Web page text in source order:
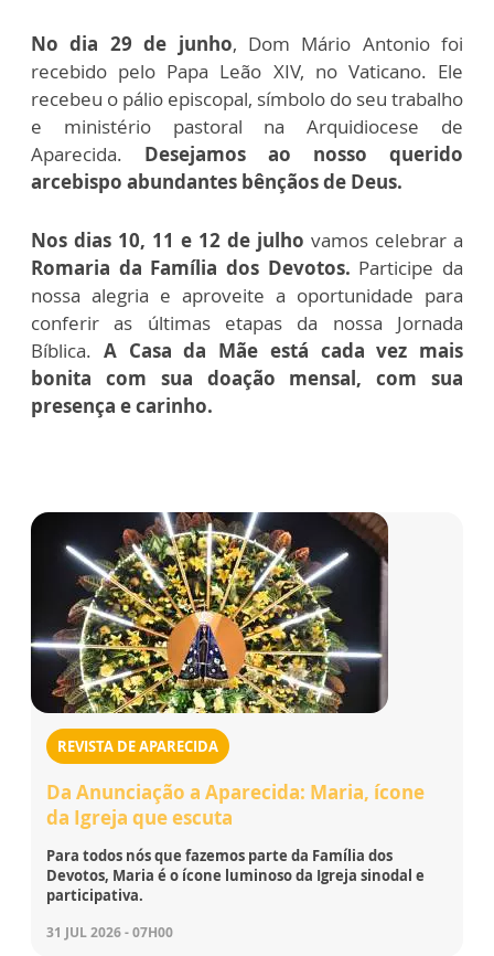
No dia 29 de junho, Dom Mário Antonio foi
recebido pelo Papa Leão XIV, no Vaticano. Ele
recebeu o pálio episcopal, símbolo do seu trabalho
e ministério pastoral na Arquidiocese de
Aparecida. Desejamos ao nosso querido
arcebispo abundantes bênçãos de Deus.
Nos dias 10, 11 e 12 de julho vamos celebrar a
Romaria da Família dos Devotos. Participe da
nossa alegria e aproveite a oportunidade para
conferir as últimas etapas da nossa Jornada
Bíblica. A Casa da Mãe está cada vez mais
bonita com sua doação mensal, com sua
presença e carinho.
REVISTA DE APARECIDA
Da Anunciação a Aparecida: Maria, ícone
da Igreja que escuta
Para todos nós que fazemos parte da Família dos
Devotos, Maria é o ícone luminoso da Igreja sinodal e
participativa.
31 JUL 2026 - 07H00